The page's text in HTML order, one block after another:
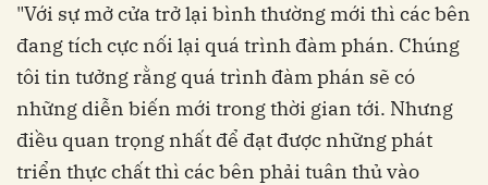
"Với sự mở cửa trở lại bình thường mới thì các bên
đang tích cực nối lại quá trình đàm phán. Chúng
tôi tin tưởng rằng quá trình đàm phán sẽ có
những diễn biến mới trong thời gian tới. Nhưng
điều quan trọng nhất để đạt được những phát
triển thực chất thì các bên phải tuân thủ vào